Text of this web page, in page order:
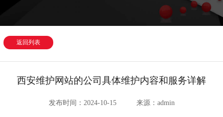
返回列表
西安维护网站的公司具体维护内容和服务详解
发布时间：2024-10-15 来源：admin